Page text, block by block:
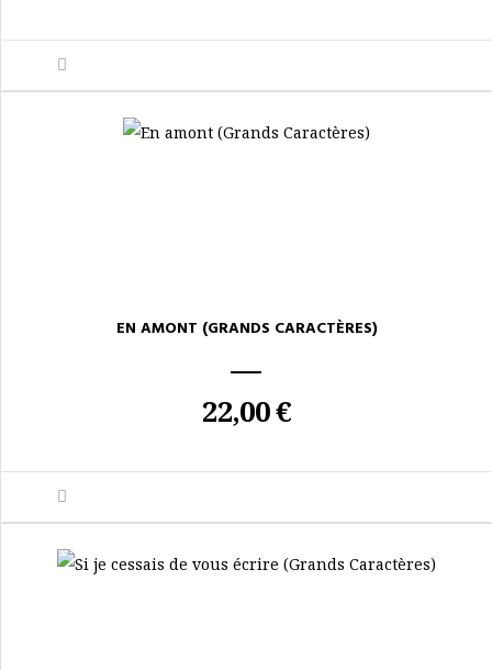
EN AMONT (GRANDS CARACTÈRES)
22,00 €